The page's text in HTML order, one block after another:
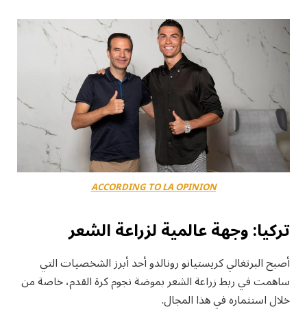
ACCORDING TO LA OPINION
تركيا: وجهة عالمية لزراعة الشعر
أصبح البرتغالي كريستيانو رونالدو أحد أبرز الشخصيات التي
ساهمت في ربط زراعة الشعر بموضة نجوم كرة القدم، خاصة من
خلال استثماره في هذا المجال.